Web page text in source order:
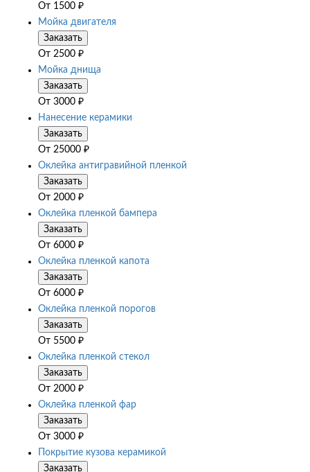
От 1500 ₽
Мойка двигателя
Заказать
От 2500 ₽
Мойка днища
Заказать
От 3000 ₽
Нанесение керамики
Заказать
От 25000 ₽
Оклейка антигравийной пленкой
Заказать
От 2000 ₽
Оклейка пленкой бампера
Заказать
От 6000 ₽
Оклейка пленкой капота
Заказать
От 6000 ₽
Оклейка пленкой порогов
Заказать
От 5500 ₽
Оклейка пленкой стекол
Заказать
От 2000 ₽
Оклейка пленкой фар
Заказать
От 3000 ₽
Покрытие кузова керамикой
Заказать